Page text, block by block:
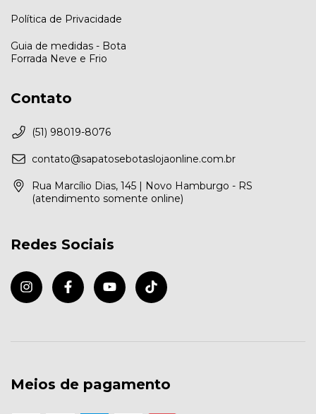
Política de Privacidade
Guia de medidas - Bota
Forrada Neve e Frio
Contato
(51) 98019-8076
contato@sapatosebotaslojaonline.com.br
Rua Marcílio Dias, 145 | Novo Hamburgo - RS
(atendimento somente online)
Redes Sociais
Meios de pagamento